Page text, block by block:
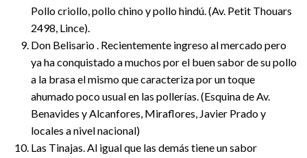
Pollo criollo, pollo chino y pollo hindú. (Av. Petit Thouars
2498, Lince).
Don Belisario . Recientemente ingreso al mercado pero
ya ha conquistado a muchos por el buen sabor de su pollo
a la brasa el mismo que caracteriza por un toque
ahumado poco usual en las pollerías. (Esquina de Av.
Benavides y Alcanfores, Miraflores, Javier Prado y
locales a nivel nacional)
Las Tinajas. Al igual que las demás tiene un sabor